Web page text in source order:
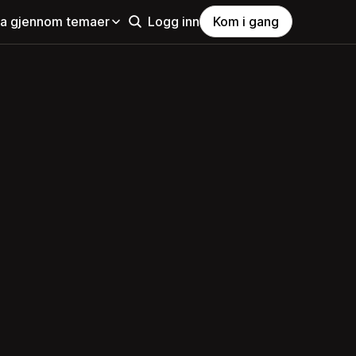
gjennom temaer Logg inn Kom i gang